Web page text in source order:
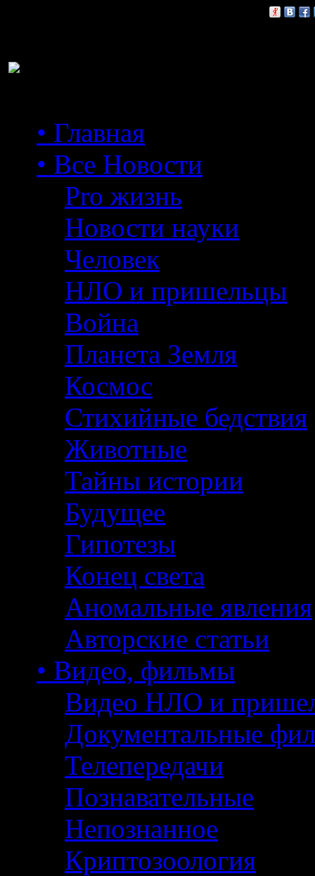
• Главная
• Все Новости
Pro жизнь
Новости науки
Человек
НЛО и пришельцы
Война
Планета Земля
Космос
Стихийные бедствия
Животные
Тайны истории
Будущее
Гипотезы
Конец света
Аномальные явления
Авторские статьи
• Видео, фильмы
Видео НЛО и
Документальные
Телепередачи
Познавательные
Непознанное
Криптозоология